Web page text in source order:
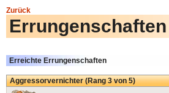
Zurück
Erreichte Errungenschaften
Aggressorvernichter (Rang 3 von 5)